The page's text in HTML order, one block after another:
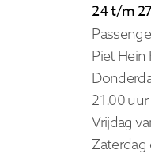
24 t/m
Piet Hein
21.00 uur
Vrijdag
Zaterdag